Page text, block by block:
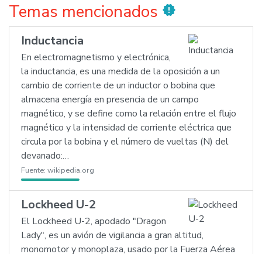
Temas mencionados new_releases
Inductancia
En electromagnetismo y electrónica,
la inductancia, es una medida de la oposición a un
cambio de corriente de un inductor o bobina que
almacena energía en presencia de un campo
magnético, y se define como la relación entre el flujo
magnético y la intensidad de corriente eléctrica que
circula por la bobina y el número de vueltas (N) del
devanado:…
Fuente: wikipedia.org
Lockheed U-2
El Lockheed U-2, apodado "Dragon
Lady", es un avión de vigilancia a gran altitud,
monomotor y monoplaza, usado por la Fuerza Aérea